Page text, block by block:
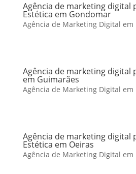
Agência de marketing digital
Estética em Gondomar
Agência de Marketing Digital em
Agência de marketing digital
em Guimarães
Agência de Marketing Digital em
Agência de marketing digital
Estética em Oeiras
Agência de Marketing Digital em